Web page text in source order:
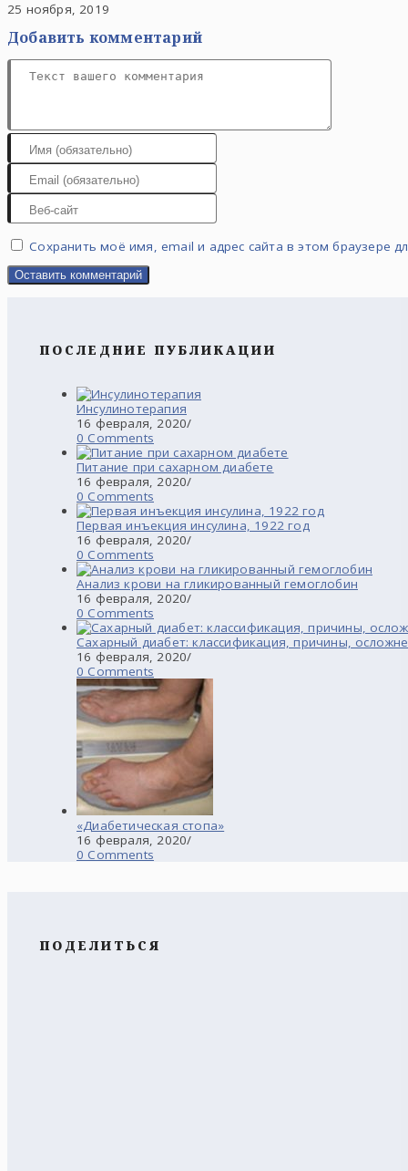
25 ноября, 2019
Добавить комментарий
Сохранить моё имя, email и адрес сайта в этом браузере
ПОСЛЕДНИЕ ПУБЛИКАЦИИ
Инсулинотерапия
16 февраля, 2020/
0 Comments
Питание при сахарном диабете
16 февраля, 2020/
0 Comments
Первая инъекция инсулина, 1922 год
16 февраля, 2020/
0 Comments
Анализ крови на гликированный гемоглобин
16 февраля, 2020/
0 Comments
Сахарный диабет: классификация, причины,
16 февраля, 2020/
0 Comments
«Диабетическая стопа»
16 февраля, 2020/
0 Comments
ПОДЕЛИТЬСЯ